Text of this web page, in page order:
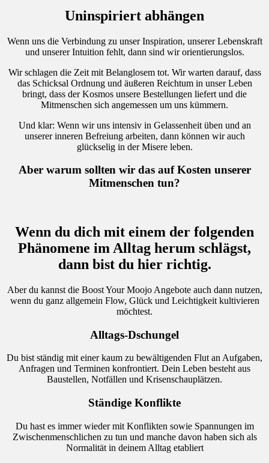
Uninspiriert abhängen
Wenn uns die Verbindung zu unser Inspiration, unserer Lebenskraft
und unserer Intuition fehlt, dann sind wir orientierungslos.
Wir schlagen die Zeit mit Belanglosem tot. Wir warten darauf, dass
das Schicksal Ordnung und äußeren Reichtum in unser Leben
bringt, dass der Kosmos unsere Bestellungen liefert und die
Mitmenschen sich angemessen um uns kümmern.
Und klar: Wenn wir uns intensiv in Gelassenheit üben und an
unserer inneren Befreiung arbeiten, dann können wir auch
glückselig in der Misere leben.
Aber warum sollten wir das auf Kosten unserer
Mitmenschen tun?
Wenn du dich mit einem der folgenden
Phänomene im Alltag herum schlägst,
dann bist du hier richtig.
Aber du kannst die Boost Your Moojo Angebote auch dann nutzen,
wenn du ganz allgemein Flow, Glück und Leichtigkeit kultivieren
möchtest.
Alltags-Dschungel
Du bist ständig mit einer kaum zu bewältigenden Flut an Aufgaben,
Anfragen und Terminen konfrontiert. Dein Leben besteht aus
Baustellen, Notfällen und Krisenschauplätzen.
Ständige Konflikte
Du hast es immer wieder mit Konflikten sowie Spannungen im
Zwischenmenschlichen zu tun und manche davon haben sich als
Normalität in deinem Alltag etabliert